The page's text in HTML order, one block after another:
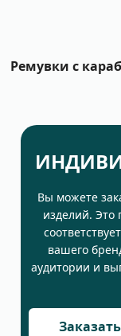
Ремувки с
Вы можете
изделий. Это
вашего
аудитории и